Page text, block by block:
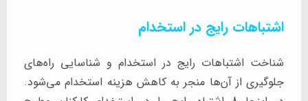
اشتباهات رایج در استخدام
شناخت اشتباهات رایج در استخدام و شناسایی راه‌های
جلوگیری از آن‌ها منجر به کاهش هزینه استخدام می‌شود.